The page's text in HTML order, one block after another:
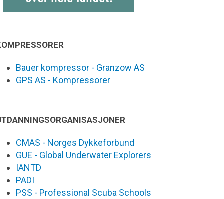
Bauer kompressor - Granzow AS
GPS AS - Kompressorer
CMAS - Norges Dykkeforbund
GUE - Global Underwater Explorers
IANTD
PADI
PSS - Professional Scuba Schools